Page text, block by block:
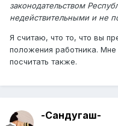
законодательством
недействительными и не
Я считаю, что то, что вы
положения работника.
посчитать также.
-Сандугаш-